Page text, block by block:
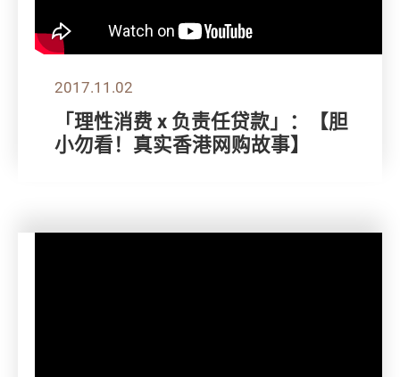
2017.11.02
「理性消费 x 负责任贷款」：【胆
小勿看！真实香港网购故事】